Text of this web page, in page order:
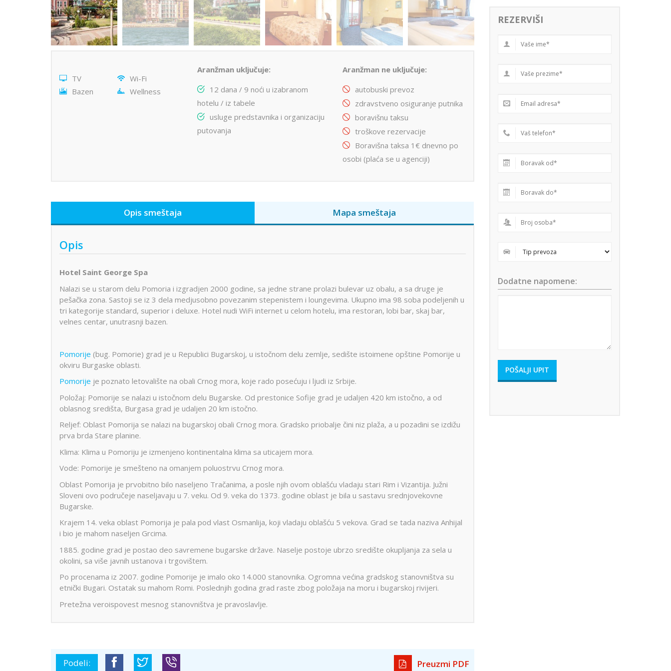
TV
Wi-Fi
Bazen
Wellness
Aranžman uključuje:
12 dana / 9 noći u izabranom
hotelu / iz tabele
usluge predstavnika i organizaciju
putovanja
Aranžman ne uključuje:
autobuski prevoz
zdravstveno osiguranje putnika
boravišnu taksu
troškove rezervacije
Boravišna taksa 1€ dnevno po
osobi (plaća se u agenciji)
Opis smeštaja Mapa smeštaja
Opis
Hotel Saint George Spa
Nalazi se u starom delu Pomoria i izgradjen 2000 godine, sa jedne strane prolazi bulevar uz obalu, a sa druge je
pešačka zona. Sastoji se iz 3 dela medjusobno povezanim stepenistem i loungevima. Ukupno ima 98 soba podeljenih u
tri kategorije standard, superior i deluxe. Hotel nudi WiFi internet u celom hotelu, ima restoran, lobi bar, skaj bar,
velnes centar, unutrasnji bazen.
Pomorije (bug. Pomorie) grad je u Republici Bugarskoj, u istočnom delu zemlje, sedište istoimene opštine Pomorije u
okviru Burgaske oblasti.
Pomorije je poznato letovalište na obali Crnog mora, koje rado posećuju i ljudi iz Srbije.
Položaj: Pomorije se nalazi u istočnom delu Bugarske. Od prestonice Sofije grad je udaljen 420 km istočno, a od
oblasnog središta, Burgasa grad je udaljen 20 km istočno.
Reljef: Oblast Pomorija se nalazi na bugarskoj obali Crnog mora. Gradsko priobalje čini niz plaža, a u pozadini se izdižu
prva brda Stare planine.
Klima: Klima u Pomoriju je izmenjeno kontinentalna klima sa uticajem mora.
Vode: Pomorije je smešteno na omanjem poluostrvu Crnog mora.
Oblast Pomorija je prvobitno bilo naseljeno Tračanima, a posle njih ovom oblašću vladaju stari Rim i Vizantija. Južni
Sloveni ovo područeje naseljavaju u 7. veku. Od 9. veka do 1373. godine oblast je bila u sastavu srednjovekovne
Bugarske.
Krajem 14. veka oblast Pomorija je pala pod vlast Osmanlija, koji vladaju oblašću 5 vekova. Grad se tada naziva Anhijal
i bio je mahom naseljen Grcima.
1885. godine grad je postao deo savremene bugarske države. Naselje postoje ubrzo središte okupljanja za sela u
okolini, sa više javnih ustanova i trgovištem.
Po procenama iz 2007. godine Pomorije je imalo oko 14.000 stanovnika. Ogromna većina gradskog stanovništva su
etnički Bugari. Ostatak su mahom Romi. Poslednjih godina grad raste zbog položaja na moru i bugarskoj rivijeri.
Pretežna veroispovest mesnog stanovništva je pravoslavlje.
Podeli: Preuzmi PDF
REZERVIŠI
Dodatne napomene: